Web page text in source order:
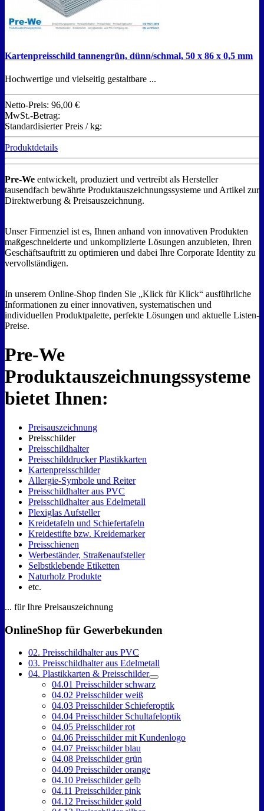
Kartenpreisschild tannengrün, dünn/schmal, 50 x 86 x 0,5 mm
Hochwertige und vielseitig gestaltbare ...
Netto-Preis: 96,00 €
MwSt.-Betrag:
Standardisierter Preis / kg:
Produktdetails
Pre-We entwickelt, produziert und vertreibt als Hersteller
tausendfach bewährte Produktauszeichnungssysteme und Artikel zur
Direktwerbung & Preisauszeichnung.
Unser Firmenziel ist es, Ihnen anhand von innovativen Produkten
maßgeschneiderte und unkomplizierte Lösungen anzubieten, Ihren
Geschäftsauftritt zu optimieren und dabei Ihre Corporate Identity zu
vervollständigen.
In unserem Online-Shop finden Sie „Klick für Klick“ ausführliche
Informationen zu einer innovativen, systematischen und
individuellen Produktpalette, perfekte Lösungen und aktuelle Listen-
Preise.
Pre-We
Produktauszeichnungssysteme
bietet Ihnen:
Preisauszeichnung
Preisschilder
Preisschildhalter
Preisschilddrucker Plastikkarten
Kartenpreisschilder
Allergie-Symbole und Reiter
Preisschildhalter aus PVC
Preisschildhalter aus Edelmetall
Plexiglas Aufsteller
Kreidetafeln und Schiefertafeln
Kreidestifte bzw. Kreidemarker
Preisschienen
Werbeständer, Straßenaufsteller
Selbstklebende Etiketten
Naturholz Produkte
etc.
... für Ihre Preisauszeichnung
OnlineShop für Gewerbekunden
02. Preisschildhalter aus PVC
03. Preisschildhalter aus Edelmetall
04. Plastikkarten & Preisschilder
04.01 Preisschilder schwarz
04.02 Preisschilder weiß
04.03 Preisschilder Schieferoptik
04.04 Preisschilder Schultafeloptik
04.05 Preisschilder rot
04.06 Preisschilder mit Kundenlogo
04.07 Preisschilder blau
04.08 Preisschilder grün
04.09 Preisschilder orange
04.10 Preisschilder gelb
04.11 Preisschilder pink
04.12 Preisschilder gold